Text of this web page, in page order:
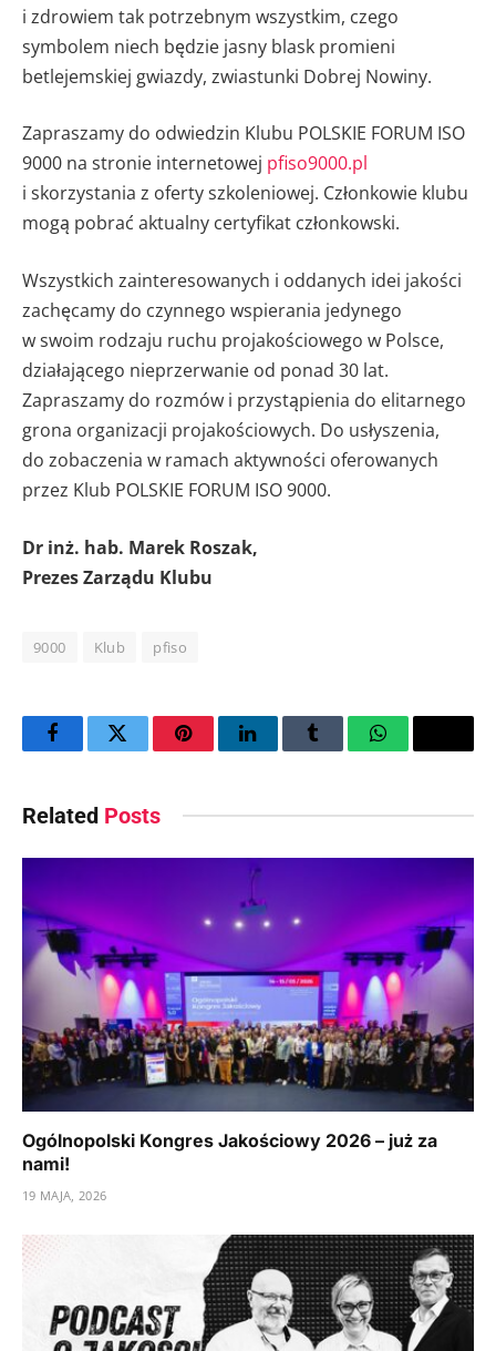
i zdrowiem tak potrzebnym wszystkim, czego
symbolem niech będzie jasny blask promieni
betlejemskiej gwiazdy, zwiastunki Dobrej Nowiny.
Zapraszamy do odwiedzin Klubu POLSKIE FORUM ISO
9000 na stronie internetowej pfiso9000.pl
i skorzystania z oferty szkoleniowej. Członkowie klubu
mogą pobrać aktualny certyfikat członkowski.
Wszystkich zainteresowanych i oddanych idei jakości
zachęcamy do czynnego wspierania jedynego
w swoim rodzaju ruchu projakościowego w Polsce,
działającego nieprzerwanie od ponad 30 lat.
Zapraszamy do rozmów i przystąpienia do elitarnego
grona organizacji projakościowych. Do usłyszenia,
do zobaczenia w ramach aktywności oferowanych
przez Klub POLSKIE FORUM ISO 9000.
Dr inż. hab. Marek Roszak,
Prezes Zarządu Klubu
9000 Klub pfiso
FacebookTwitter PinterestLinkedInTumblr WhatsAppEmail
Related Posts
Ogólnopolski Kongres Jakościowy 2026 – już za
nami!
19 MAJA, 2026